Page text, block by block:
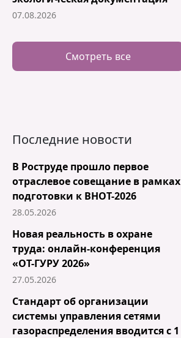
07.08.2026
Смотреть все
Последние новости
В Роструде прошло первое
отраслевое совещание в рамках
подготовки к ВНОТ-2026
28.05.2026
Новая реальность в охране
труда: онлайн-конференция
«ОТ-ГУРУ 2026»
27.05.2026
Стандарт об организации
системы управления сетями
газораспределения вводится с 1